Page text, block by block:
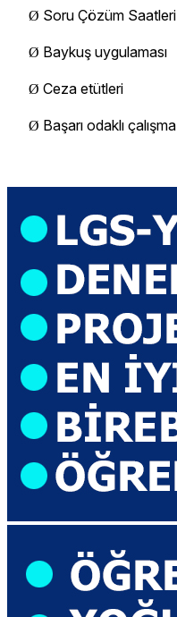
Ø Soru Çözüm Saatleri
Ø Baykuş uygulaması
Ø Ceza etütleri
Ø Başarı odaklı çalışma